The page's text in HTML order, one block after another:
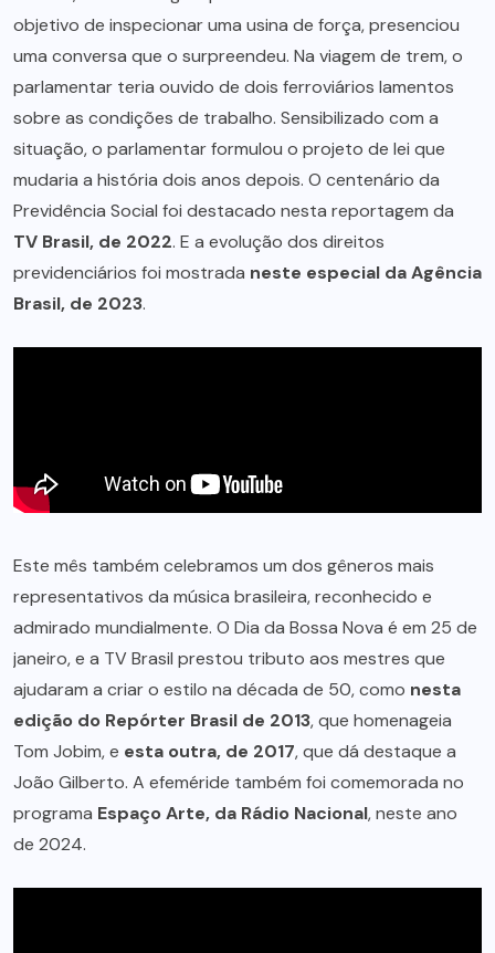
objetivo de inspecionar uma usina de força, presenciou
uma conversa que o surpreendeu. Na viagem de trem, o
parlamentar teria ouvido de dois ferroviários lamentos
sobre as condições de trabalho. Sensibilizado com a
situação, o parlamentar formulou o projeto de lei que
mudaria a história dois anos depois. O centenário da
Previdência Social foi destacado nesta reportagem da
TV Brasil, de 2022. E a evolução dos direitos
previdenciários foi mostrada neste especial da Agência
Brasil, de 2023.
Este mês também celebramos um dos gêneros mais
representativos da música brasileira, reconhecido e
admirado mundialmente. O Dia da Bossa Nova é em 25 de
janeiro, e a TV Brasil prestou tributo aos mestres que
ajudaram a criar o estilo na década de 50, como nesta
edição do Repórter Brasil de 2013, que homenageia
Tom Jobim, e esta outra, de 2017, que dá destaque a
João Gilberto. A efeméride também foi comemorada no
programa Espaço Arte, da Rádio Nacional, neste ano
de 2024.